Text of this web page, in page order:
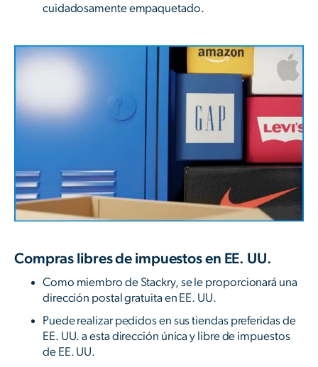
cuidadosamente empaquetado.
Compras libres de impuestos en EE. UU.
Como miembro de Stackry, se le proporcionará una
dirección postal gratuita en EE. UU.
Puede realizar pedidos en sus tiendas preferidas de
EE. UU. a esta dirección única y libre de impuestos
de EE. UU.